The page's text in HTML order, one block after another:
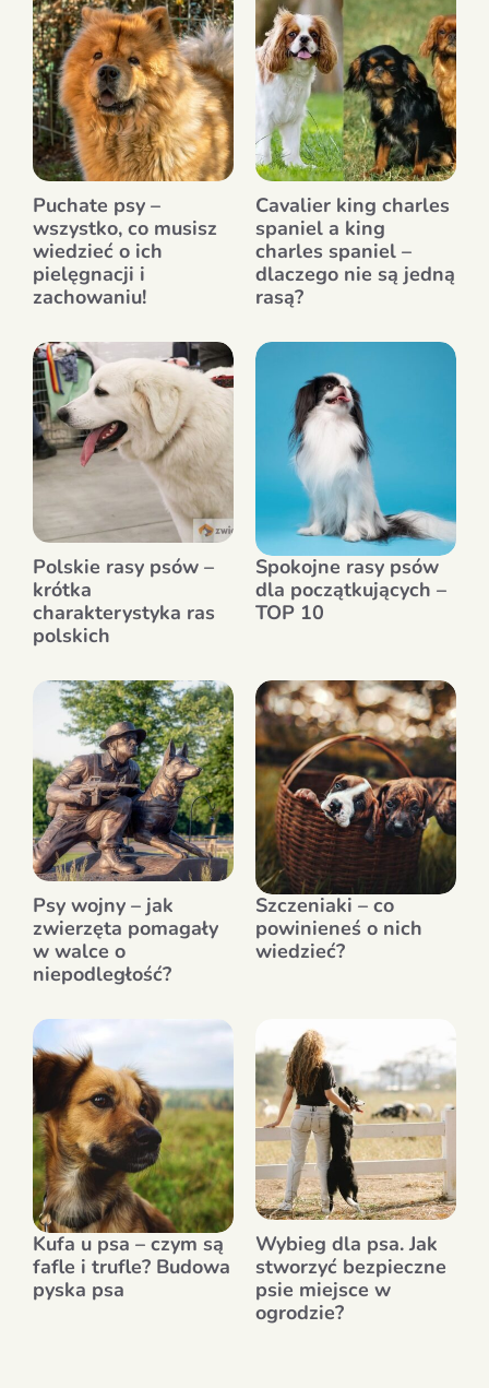
Puchate psy –
wszystko, co musisz
wiedzieć o ich
pielęgnacji i
zachowaniu!
Cavalier king charles
spaniel a king
charles spaniel –
dlaczego nie są jedną
rasą?
Polskie rasy psów –
krótka
charakterystyka ras
polskich
Spokojne rasy psów
dla początkujących –
TOP 10
Psy wojny – jak
zwierzęta pomagały
w walce o
niepodległość?
Szczeniaki – co
powinieneś o nich
wiedzieć?
Kufa u psa – czym są
fafle i trufle? Budowa
pyska psa
Wybieg dla psa. Jak
stworzyć bezpieczne
psie miejsce w
ogrodzie?